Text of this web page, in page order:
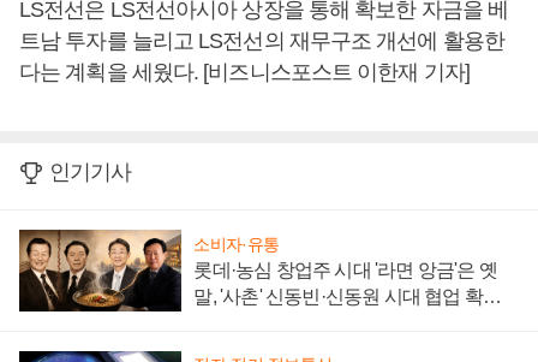
LS전선은 LS전선아시아 상장을 통해 확보한 자금을 베
트남 투자를 늘리고 LS전선의 재무구조 개선에 활용한
다는 계획을 세웠다. [비즈니스포스트 이한재 기자]
인기기사
소비자·유통
롯데·농심 창업주 시대 '라면 앙금'은 옛
말, '사촌' 신동빈·신동원 시대 협업 확대